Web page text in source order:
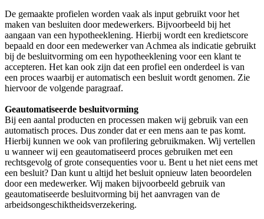
De gemaakte profielen worden vaak als input gebruikt voor het
maken van besluiten door medewerkers. Bijvoorbeeld bij het
aangaan van een hypotheeklening. Hierbij wordt een kredietscore
bepaald en door een medewerker van Achmea als indicatie gebruikt
bij de besluitvorming om een hypotheeklening voor een klant te
accepteren. Het kan ook zijn dat een profiel een onderdeel is van
een proces waarbij er automatisch een besluit wordt genomen. Zie
hiervoor de volgende paragraaf.
Geautomatiseerde besluitvorming
Bij een aantal producten en processen maken wij gebruik van een
automatisch proces. Dus zonder dat er een mens aan te pas komt.
Hierbij kunnen we ook van profilering gebruikmaken. Wij vertellen
u wanneer wij een geautomatiseerd proces gebruiken met een
rechtsgevolg of grote consequenties voor u. Bent u het niet eens met
een besluit? Dan kunt u altijd het besluit opnieuw laten beoordelen
door een medewerker. Wij maken bijvoorbeeld gebruik van
geautomatiseerde besluitvorming bij het aanvragen van de
arbeidsongeschiktheidsverzekering.